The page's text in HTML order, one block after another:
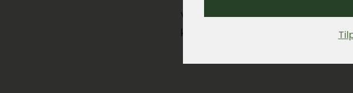
Vil du lese mer om oss kan
kontakt med oss, kan du sende